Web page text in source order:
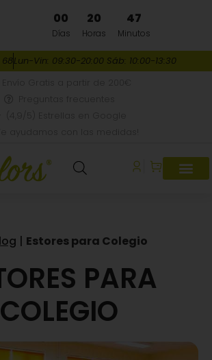
VERANO00
Días
20
Horas
47
Minutos
68Lun-Vin: 09:30-20:00 Sáb: 10:00-13:30
| Estores para Colegio
PARA
COLEGIO